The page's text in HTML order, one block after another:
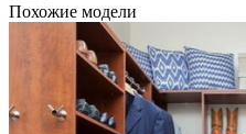
Похожие модели